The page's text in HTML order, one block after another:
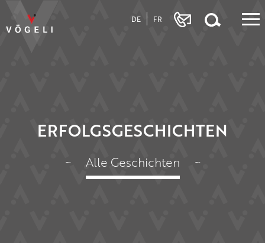
DE FR
ERFOLGSGESCHICHTEN
~ Alle Geschichten ~